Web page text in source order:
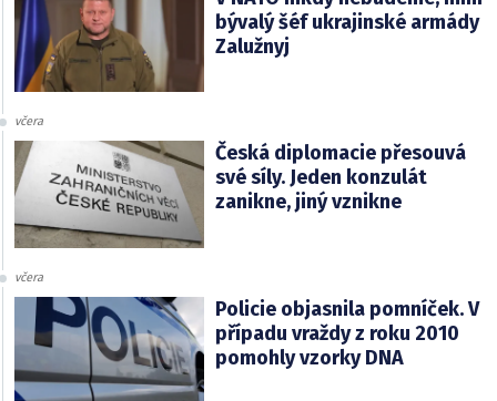
bývalý šéf ukrajinské armády
Zalužnyj
včera
Česká diplomacie přesouvá
své síly. Jeden konzulát
zanikne, jiný vznikne
včera
Policie objasnila pomníček. V
případu vraždy z roku 2010
pomohly vzorky DNA